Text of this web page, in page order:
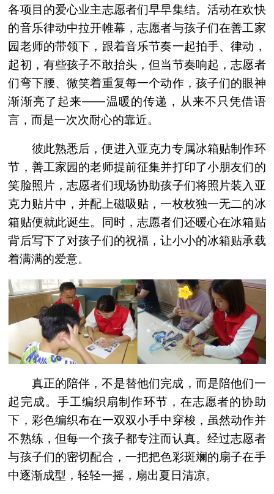
各项目的爱心业主志愿者们早早集结。活动在欢快
的音乐律动中拉开帷幕，志愿者与孩子们在善工家
园老师的带领下，跟着音乐节奏一起拍手、律动，
起初，有些孩子不敢抬头，但当节奏响起，志愿者
们弯下腰、微笑着重复每一个动作，孩子们的眼神
渐渐亮了起来——温暖的传递，从来不只凭借语
言，而是一次次耐心的靠近。
彼此熟悉后，便进入亚克力专属冰箱贴制作环
节，善工家园的老师提前征集并打印了小朋友们的
笑脸照片，志愿者们现场协助孩子们将照片装入亚
克力贴片中，并配上磁吸贴，一枚枚独一无二的冰
箱贴便就此诞生。同时，志愿者们还暖心在冰箱贴
背后写下了对孩子们的祝福，让小小的冰箱贴承载
着满满的爱意。
真正的陪伴，不是替他们完成，而是陪他们一
起完成。手工编织扇制作环节，在志愿者的协助
下，彩色编织布在一双双小手中穿梭，虽然动作并
不熟练，但每一个孩子都专注而认真。经过志愿者
与孩子们的密切配合，一把把色彩斑斓的扇子在手
中逐渐成型，轻轻一摇，扇出夏日清凉。